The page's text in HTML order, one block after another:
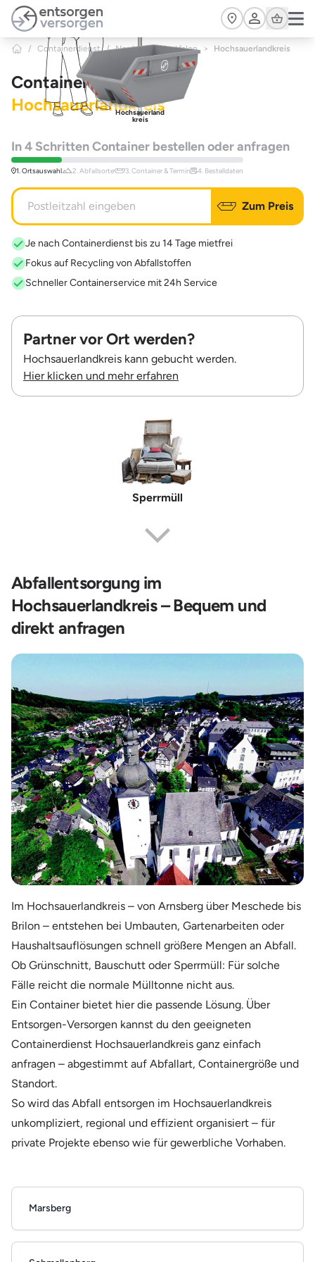
Zum Hauptinhalt springen
Cart
/ Containerdienst / Nordrhein-Westfalen > Hochsauerlandkreis
Containerdienst
Hochsauerlandkreis
Hochsauerland
kreis
In 4 Schritten Container bestellen oder anfragen
1. Ortsauswahl 2. Abfallsorte 3. Container & Termin 4. Bestelldaten
Zum Preis
Je nach Containerdienst bis zu 14 Tage mietfrei
Fokus auf Recycling von Abfallstoffen
Schneller Containerservice mit 24h Service
Partner vor Ort werden?
Hochsauerlandkreis kann gebucht werden.
Hier klicken und mehr erfahren
Sperrmüll
Abfallentsorgung im
Hochsauerlandkreis – Bequem und
direkt anfragen
Im Hochsauerlandkreis – von Arnsberg über Meschede bis
Brilon – entstehen bei Umbauten, Gartenarbeiten oder
Haushaltsauflösungen schnell größere Mengen an Abfall.
Ob Grünschnitt, Bauschutt oder Sperrmüll: Für solche
Fälle reicht die normale Mülltonne nicht aus.
Ein Container bietet hier die passende Lösung. Über
Entsorgen-Versorgen kannst du den geeigneten
Containerdienst Hochsauerlandkreis ganz einfach
anfragen – abgestimmt auf Abfallart, Containergröße und
Standort.
So wird das Abfall entsorgen im Hochsauerlandkreis
unkompliziert, regional und effizient organisiert – für
private Projekte ebenso wie für gewerbliche Vorhaben.
Marsberg